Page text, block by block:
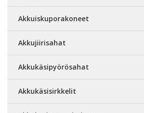
Akkuiskuporakoneet
Akkujiirisahat
Akkukäsipyörösahat
Akkukäsisirkkelit